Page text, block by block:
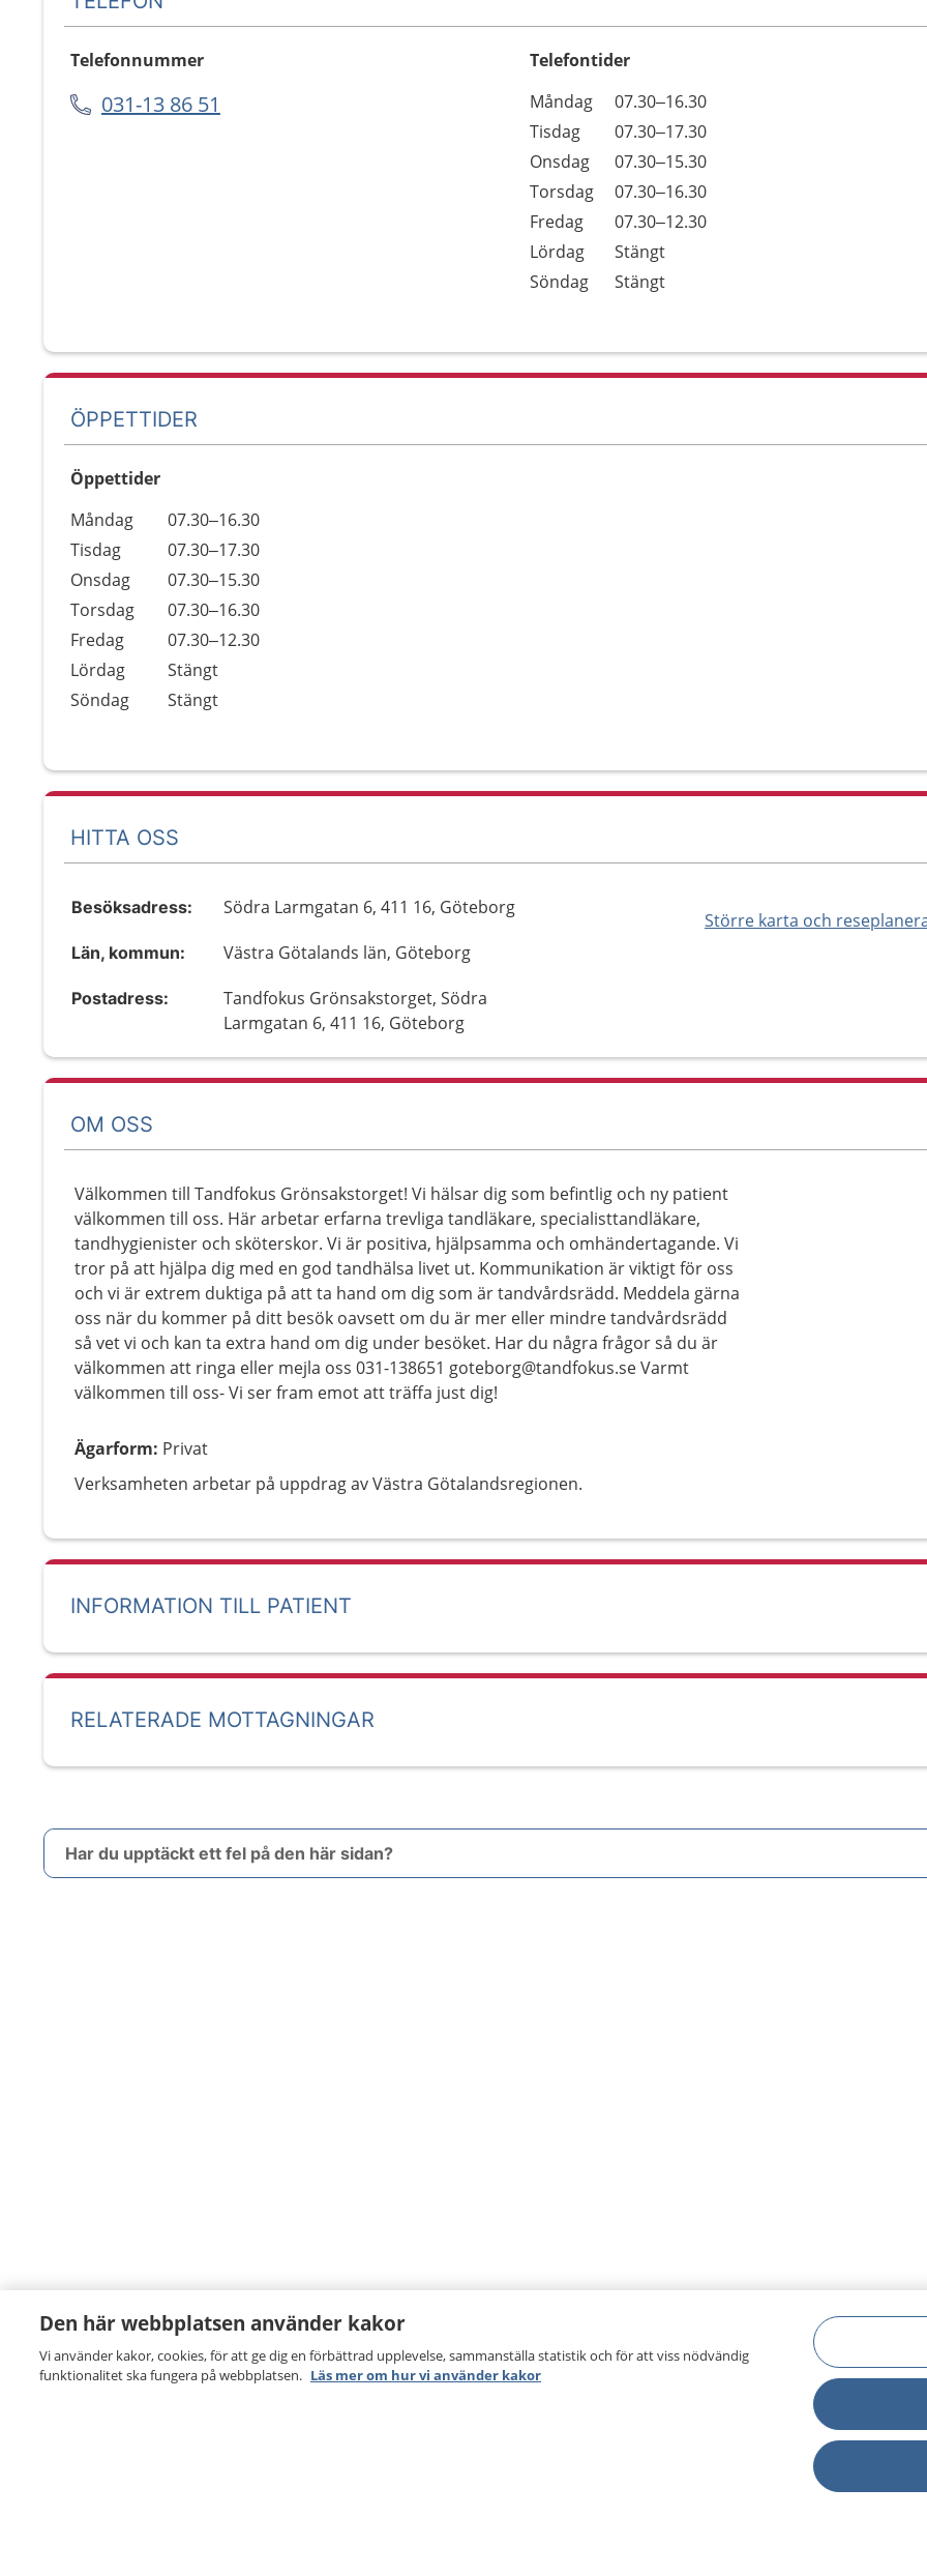
Telefonnummer
031-13 86 51
Telefontider
Dag
Öppettider
Kommentarer
Måndag
07.30–16.30
Tisdag
07.30–17.30
Onsdag
07.30–15.30
Torsdag
07.30–16.30
Fredag
07.30–12.30
Lördag
Stängt
Söndag
Stängt
ÖPPETTIDER
Öppettider
Dag
Öppettider
Kommentarer
Måndag
07.30–16.30
Tisdag
07.30–17.30
Onsdag
07.30–15.30
Torsdag
07.30–16.30
Fredag
07.30–12.30
Lördag
Stängt
Söndag
Stängt
HITTA OSS
Större karta och
Besöksadress: Södra Larmgatan 6, 411 16, Göteborg
Län, kommun: Västra Götalands län, Göteborg
Postadress:
Tandfokus Grönsakstorget, Södra
Larmgatan 6, 411 16, Göteborg
OM OSS
Välkommen till Tandfokus Grönsakstorget! Vi hälsar dig som befintlig och ny patient
välkommen till oss. Här arbetar erfarna trevliga tandläkare, specialisttandläkare,
tandhygienister och sköterskor. Vi är positiva, hjälpsamma och omhändertagande. Vi
tror på att hjälpa dig med en god tandhälsa livet ut. Kommunikation är viktigt för oss
och vi är extrem duktiga på att ta hand om dig som är tandvårdsrädd. Meddela gärna
oss när du kommer på ditt besök oavsett om du är mer eller mindre tandvårdsrädd
så vet vi och kan ta extra hand om dig under besöket. Har du några frågor så du är
välkommen att ringa eller mejla oss 031-138651 goteborg@tandfokus.se Varmt
välkommen till oss- Vi ser fram emot att träffa just dig!
Ägarform: Privat
Verksamheten arbetar på uppdrag av Västra Götalandsregionen.
INFORMATION TILL PATIENT
RELATERADE MOTTAGNINGAR
Har du upptäckt ett fel på den här sidan?
Den här webbplatsen använder kakor
Vi använder kakor, cookies, för att ge dig en förbättrad upplevelse, sammanställa statistik och för att viss nödvändig
funktionalitet ska fungera på webbplatsen. Läs mer om hur vi använder kakor